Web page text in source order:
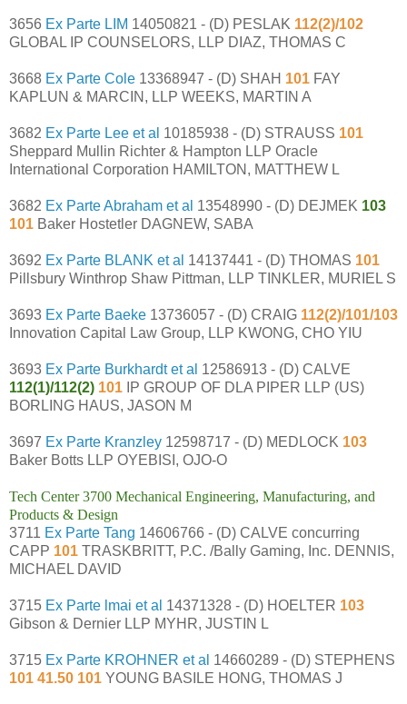
3656 Ex Parte LIM 14050821 - (D) PESLAK 112(2)/102
GLOBAL IP COUNSELORS, LLP DIAZ, THOMAS C
3668 Ex Parte Cole 13368947 - (D) SHAH 101 FAY
KAPLUN & MARCIN, LLP WEEKS, MARTIN A
3682 Ex Parte Lee et al 10185938 - (D) STRAUSS 101
Sheppard Mullin Richter & Hampton LLP Oracle
International Corporation HAMILTON, MATTHEW L
3682 Ex Parte Abraham et al 13548990 - (D) DEJMEK 103
101 Baker Hostetler DAGNEW, SABA
3692 Ex Parte BLANK et al 14137441 - (D) THOMAS 101
Pillsbury Winthrop Shaw Pittman, LLP TINKLER, MURIEL S
3693 Ex Parte Baeke 13736057 - (D) CRAIG 112(2)/101/103
Innovation Capital Law Group, LLP KWONG, CHO YIU
3693 Ex Parte Burkhardt et al 12586913 - (D) CALVE
112(1)/112(2) 101 IP GROUP OF DLA PIPER LLP (US)
BORLING HAUS, JASON M
3697 Ex Parte Kranzley 12598717 - (D) MEDLOCK 103
Baker Botts LLP OYEBISI, OJO-O
Tech Center 3700 Mechanical Engineering, Manufacturing, and
Products & Design
3711 Ex Parte Tang 14606766 - (D) CALVE concurring
CAPP 101 TRASKBRITT, P.C. /Bally Gaming, Inc. DENNIS,
MICHAEL DAVID
3715 Ex Parte lmai et al 14371328 - (D) HOELTER 103
Gibson & Dernier LLP MYHR, JUSTIN L
3715 Ex Parte KROHNER et al 14660289 - (D) STEPHENS
101 41.50 101 YOUNG BASILE HONG, THOMAS J